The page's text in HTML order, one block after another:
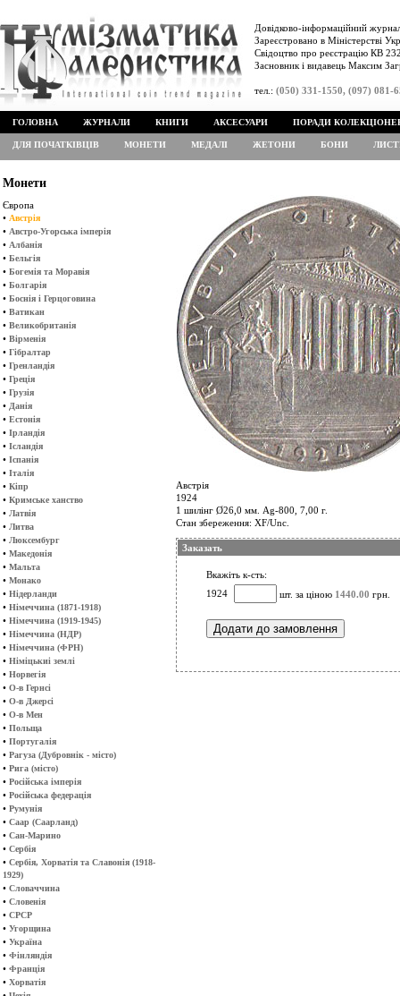
Довідково-інформаційний
Зареєстровано в Міністерстві
Свідоцтво про реєстрацію КВ
Засновник і видавець Максим
тел.: (050) 331-1550, (097) 081-
ГОЛОВНА ЖУРНАЛИ КНИГИ АКСЕСУАРИ ПОРАДИ
ДЛЯ ПОЧАТКІВЦІВ МОНЕТИ МЕДАЛІ ЖЕТОНИ БОНИ
Монети
Європа
• Австрія
• Австро-Угорська імперія
• Албанія
• Бельгія
• Богемія та Моравія
• Болгарія
• Боснія і Герцоговина
• Ватикан
• Великобританія
• Вірменія
• Гібралтар
• Гренландія
• Греція
• Грузія
• Данія
• Естонія
• Ірландія
• Ісландія
• Іспанія
• Італія
• Кіпр
• Кримське ханство
• Латвія
• Литва
• Люксембург
• Македонія
• Мальта
• Монако
• Нідерланди
• Німеччина (1871-1918)
• Німеччина (1919-1945)
• Німеччина (НДР)
• Німеччина (ФРН)
• Німіцькиі землі
• Норвегія
• О-в Гернсі
• О-в Джерсі
• О-в Мен
• Польща
• Португалія
• Рагуза (Дубровнік - місто)
• Рига (місто)
• Російська імперія
• Російська федерація
• Румунія
• Саар (Саарланд)
• Сан-Марино
• Сербія
• Сербія, Хорватія та Славонія (1918-
1929)
• Словаччина
• Словенія
• СРСР
• Угорщина
• Україна
• Фінляндія
• Франція
• Хорватія
Австрія
1924
1 шилінг Ø26,0 мм. Ag-800, 7,00 г.
Стан збереження: XF/Unc.
Заказать
Вкажіть к-сть:
1924
шт. за ціною 1440.00 грн.